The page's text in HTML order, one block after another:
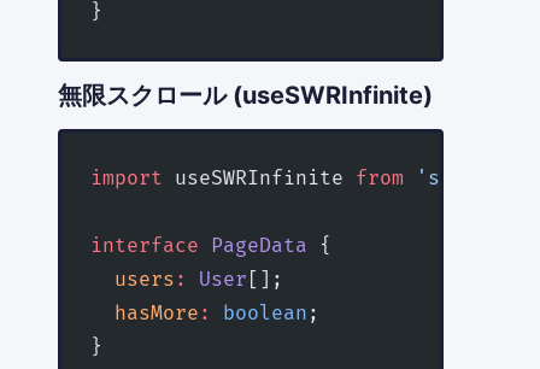
}
無限スクロール (useSWRInfinite)
import useSWRInfinite from 'swr/
interface PageData {
  users
: User [];
  hasMore
: boolean ;
}